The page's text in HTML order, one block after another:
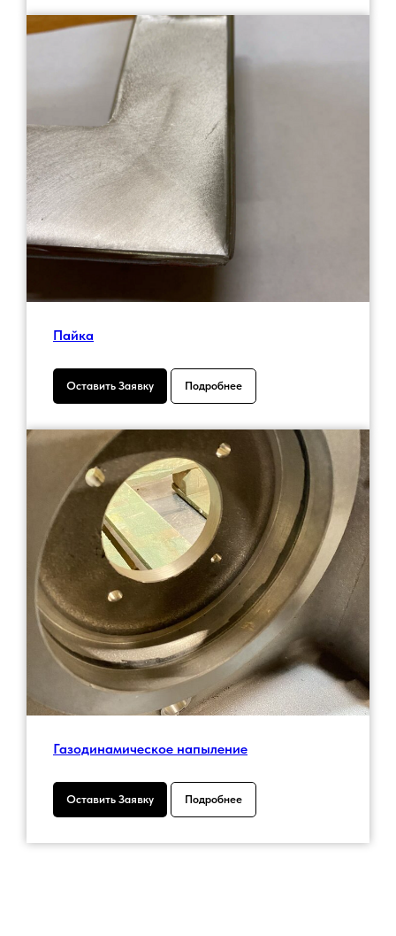
Пайка
Оставить Заявку Подробнее
Газодинамическое напыление
Оставить Заявку Подробнее